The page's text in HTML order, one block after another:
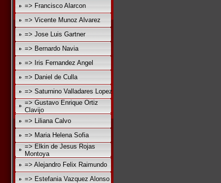
=> Francisco Alarcon
=> Vicente Munoz Alvarez
=> Jose Luis Gartner
=> Bernardo Navia
=> Iris Fernandez Angel
=> Daniel de Culla
=> Saturnino Valladares Lopez
=> Gustavo Enrique Ortiz
Clavijo
=> Liliana Calvo
=> Maria Helena Sofia
=> Elkin de Jesus Rojas
Montoya
=> Alejandro Felix Raimundo
=> Estefania Vazquez Alonso